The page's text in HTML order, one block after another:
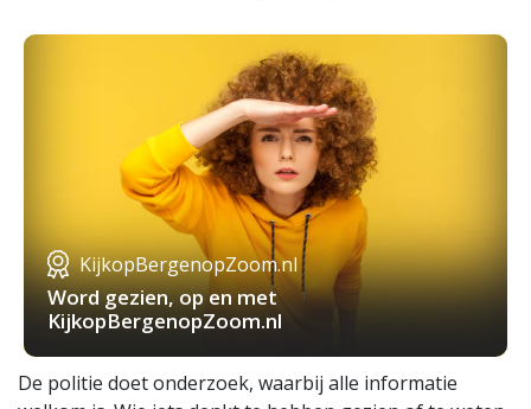
KijkopBergenopZoom.nl
Word gezien, op en met
KijkopBergenopZoom.nl
De politie doet onderzoek, waarbij alle informatie